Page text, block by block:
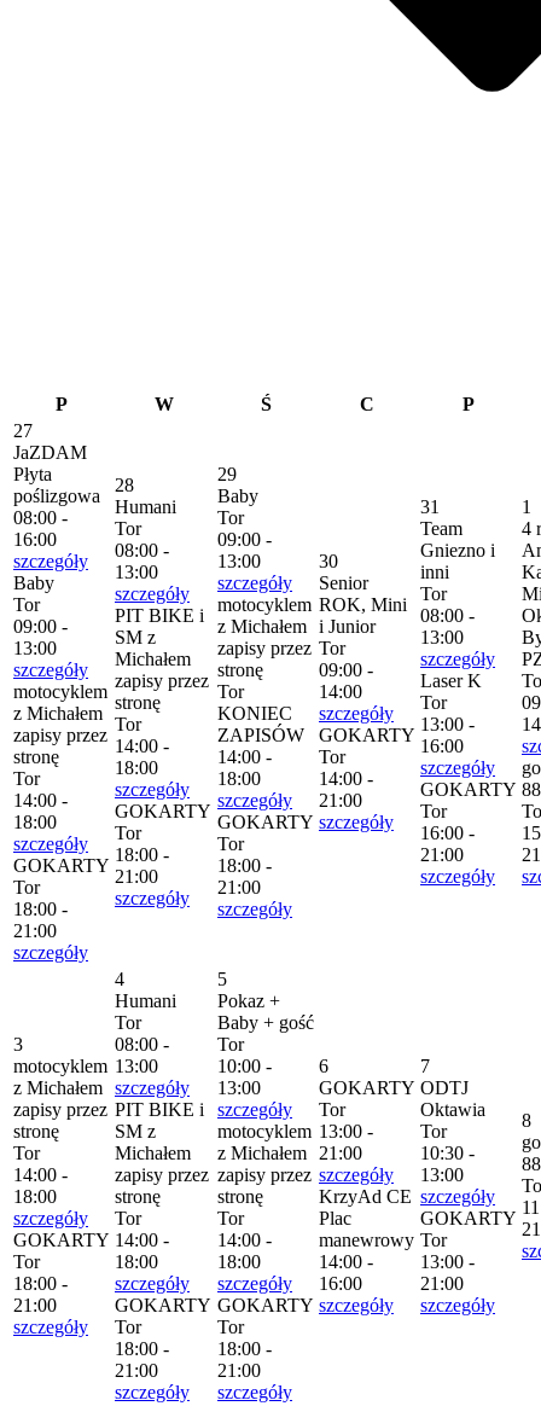
P W Ś C
P
27
JaZDAM
Płyta
poślizgowa
08:00 -
16:00
szczegóły
Baby
Tor
09:00 -
13:00
szczegóły
motocyklem
z Michałem
zapisy przez
stronę
Tor
14:00 -
18:00
szczegóły
GOKARTY
Tor
18:00 -
21:00
szczegóły
28
Humani
Tor
08:00 -
13:00
szczegóły
PIT BIKE i
SM z
Michałem
zapisy przez
stronę
Tor
14:00 -
18:00
szczegóły
GOKARTY
Tor
18:00 -
21:00
szczegóły
29
Baby
Tor
09:00 -
13:00
szczegóły
motocyklem
z Michałem
zapisy przez
stronę
Tor
KONIEC
ZAPISÓW
14:00 -
18:00
szczegóły
GOKARTY
Tor
18:00 -
21:00
szczegóły
30
Senior
ROK, Mini
i Junior
Tor
09:00 -
14:00
szczegóły
GOKARTY
Tor
14:00 -
21:00
szczegóły
31
Team
Gniezno i
inni
Tor
08:00 -
13:00
szczegóły
Laser K
Tor
13:00 -
16:00
szczegóły
GOKARTY
Tor
16:00 -
21:00
szczegóły
1
4
3
motocyklem
z Michałem
zapisy przez
stronę
Tor
14:00 -
18:00
szczegóły
GOKARTY
Tor
18:00 -
21:00
szczegóły
4
Humani
Tor
08:00 -
13:00
szczegóły
PIT BIKE i
SM z
Michałem
zapisy przez
stronę
Tor
14:00 -
18:00
szczegóły
GOKARTY
Tor
18:00 -
21:00
szczegóły
5
Pokaz +
Baby + gość
Tor
10:00 -
13:00
szczegóły
motocyklem
z Michałem
zapisy przez
stronę
Tor
14:00 -
18:00
szczegóły
GOKARTY
Tor
18:00 -
21:00
szczegóły
6
GOKARTY
Tor
13:00 -
21:00
szczegóły
KrzyAd CE
Plac
manewrowy
14:00 -
16:00
szczegóły
7
ODTJ
Oktawia
Tor
10:30 -
13:00
szczegóły
GOKARTY
Tor
13:00 -
21:00
szczegóły
8